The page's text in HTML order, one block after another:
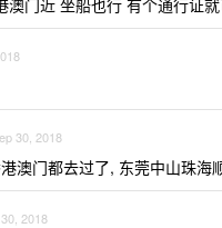
澳门近 坐船也行 有个通行证
30, 2018
澳门都去过了, 东莞中山珠海
2018